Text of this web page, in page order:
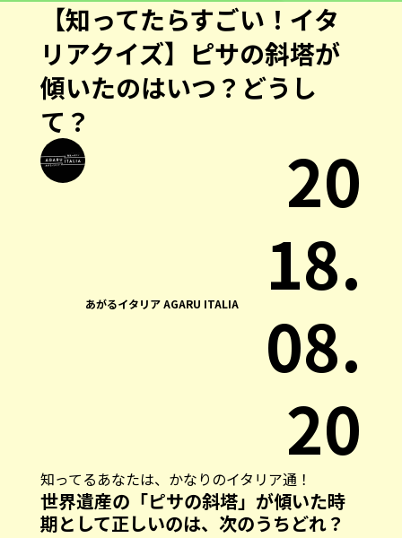
【知ってたらすごい！イタ
リアクイズ】ピサの斜塔が
傾いたのはいつ？どうし
て？
あがるイタリア AGARU ITALIA
20
18.
08.
20
知ってるあなたは、かなりのイタリア通！
世界遺産の「ピサの斜塔」が傾いた時
期として正しいのは、次のうちどれ？